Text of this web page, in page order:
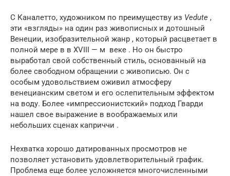
С Каналетто, художником по преимуществу из Vedute ,
эти «взгляды» на один раз живописных и дотошный
Венеции, изобразительной жанр , который расцветает в
полной мере в в XVIII — м веке . Но он быстро
выработал свой собственный стиль, основанный на
более свободном обращении с живописью. Он с
особым удовольствием оживил атмосферу
венецианским светом и его ослепительным эффектом
на воду. Более «импрессионистский» подход Гварди
нашел свое выражение в воображаемых или
небольших сценах каприччи .
Нехватка хорошо датированных просмотров не
позволяет установить удовлетворительный график.
Проблема еще более усложняется многочисленными